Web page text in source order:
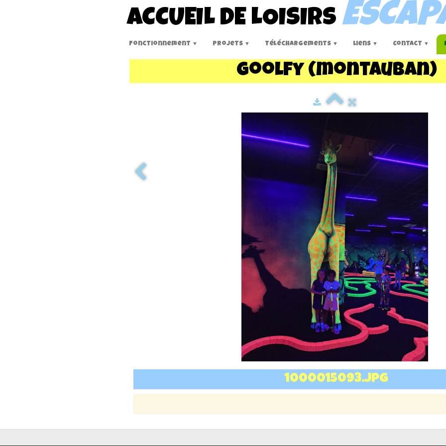
ACCUEIL DE LOISIRS
Fonctionnement ▼ Projets ▼ Téléchargements ▼ Liens ▼ Contact ▼
Goolfy (montauban)
1000015093.jpg